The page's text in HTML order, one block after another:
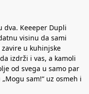
dva. Keeeper Dupli
visinu da sami
u kuhinjske
izdrži i vas, a kamoli
od svega u samo par
sam!“ uz osmeh i